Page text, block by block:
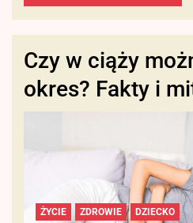
Czy w ciąży
okres? Fakty i
DZIECKO
ZDROWIE
ŻYCIE